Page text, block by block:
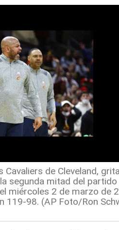
de Cleveland,
segunda mitad del partido
miércoles 2 de marzo de
119-98. (AP Foto/Ron